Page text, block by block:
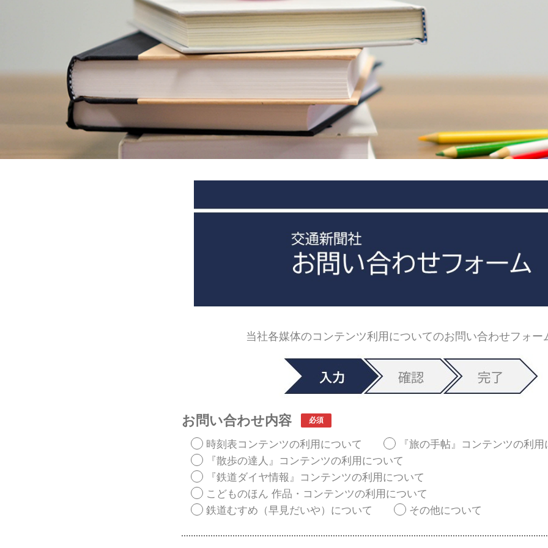
当社各媒体のコンテンツ利用についてのお問い合わせフォー
お問い合わせ内容
時刻表コンテンツの利用について
『旅の手帖』コンテンツの利用
『散歩の達人』コンテンツの利用について
『鉄道ダイヤ情報』コンテンツの利用について
こどものほん 作品・コンテンツの利用について
鉄道むすめ（早見だいや）について
その他について